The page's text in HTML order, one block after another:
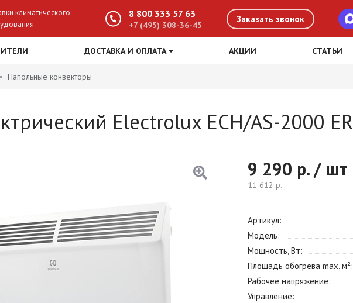
климатического
8 800 333 57 63
+7 (495) 308-36-45
Заказать звонок
ДОСТАВКА И ОПЛАТА АКЦИИ СТАТЬИ
Напольные конвекторы
Electrolux ECH/AS-2000 ER
9 290 р. / шт
11 612р.
Артикул
Модель
Мощность, Вт
Площадь обогрева max, м²
Рабочее напряжение
Управление